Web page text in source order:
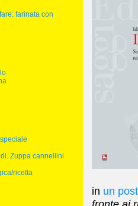
farinata con
Zuppa cannellini
ricetta
in un